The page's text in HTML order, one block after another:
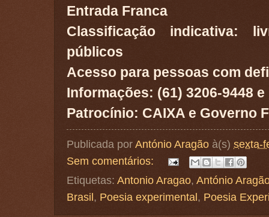
Entrada Franca
Classificação indicativa:
públicos
Acesso para pessoas com
Informações: (61) 3206-9448 e
Patrocínio: CAIXA e Governo
Publicada por António Aragão à(s) sexta-
Sem comentários:
Etiquetas: Antonio Aragao, António
Brasil , Poesia experimental , Poesia